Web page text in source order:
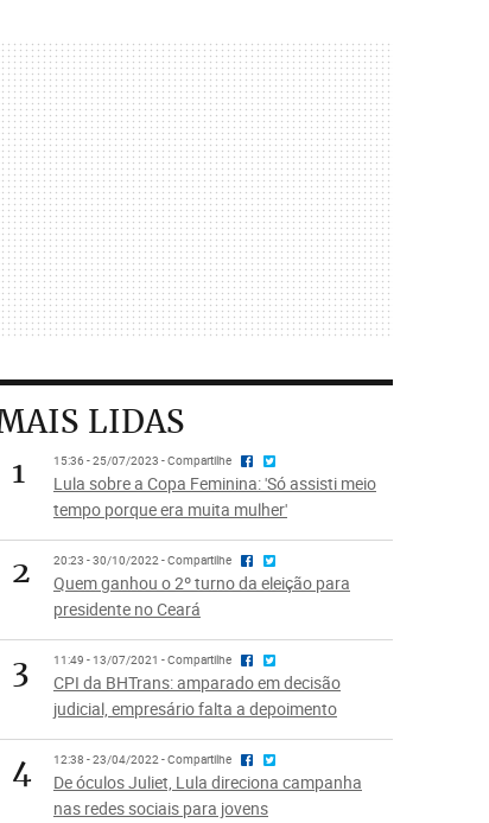
LIDAS
1
15:36 - 25/07/2023 - Compartilhe
Lula sobre a Copa Feminina: 'Só assisti meio
tempo porque era muita mulher'
2 20:23 - 30/10/2022 - Compartilhe
Quem ganhou o 2º turno da eleição para
presidente no Ceará
3 11:49 - 13/07/2021 - Compartilhe
CPI da BHTrans: amparado em decisão
judicial, empresário falta a depoimento
4 12:38 - 23/04/2022 - Compartilhe
De óculos Juliet, Lula direciona campanha
nas redes sociais para jovens